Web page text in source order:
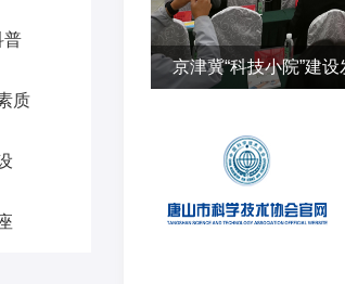
普
质
京津冀“科技小院”建